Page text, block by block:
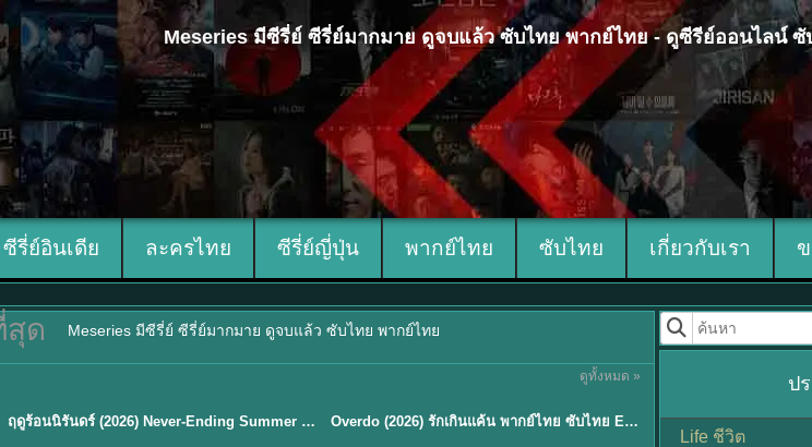
Meseries มีซีรี่ย์ ซีรี่ย์มากมาย ดูจบแล้ว ซับไทย พากย์ไทย - ดูซีรีย์ออนไลน์
ซีรี่ย์อินเดีย ละครไทย ซีรี่ย์ญี่ปุ่น พากย์ไทย ซับไทย เกี่ยวกับเรา
ด Meseries มีซีรี่ย์ ซีรี่ย์มากมาย ดูจบแล้ว ซับไทย พากย์ไทย
ดูทั้งหมด »
★8.8 ฤดูร้อนนิรันดร์ (2026) Never-Ending Summer พากย์ไทย EP.1-29 Overdo (2026) รักเกินแค้น พากย์ไทย ซับไทย EP1-33 (จบ)
ป
Life ชีวิต